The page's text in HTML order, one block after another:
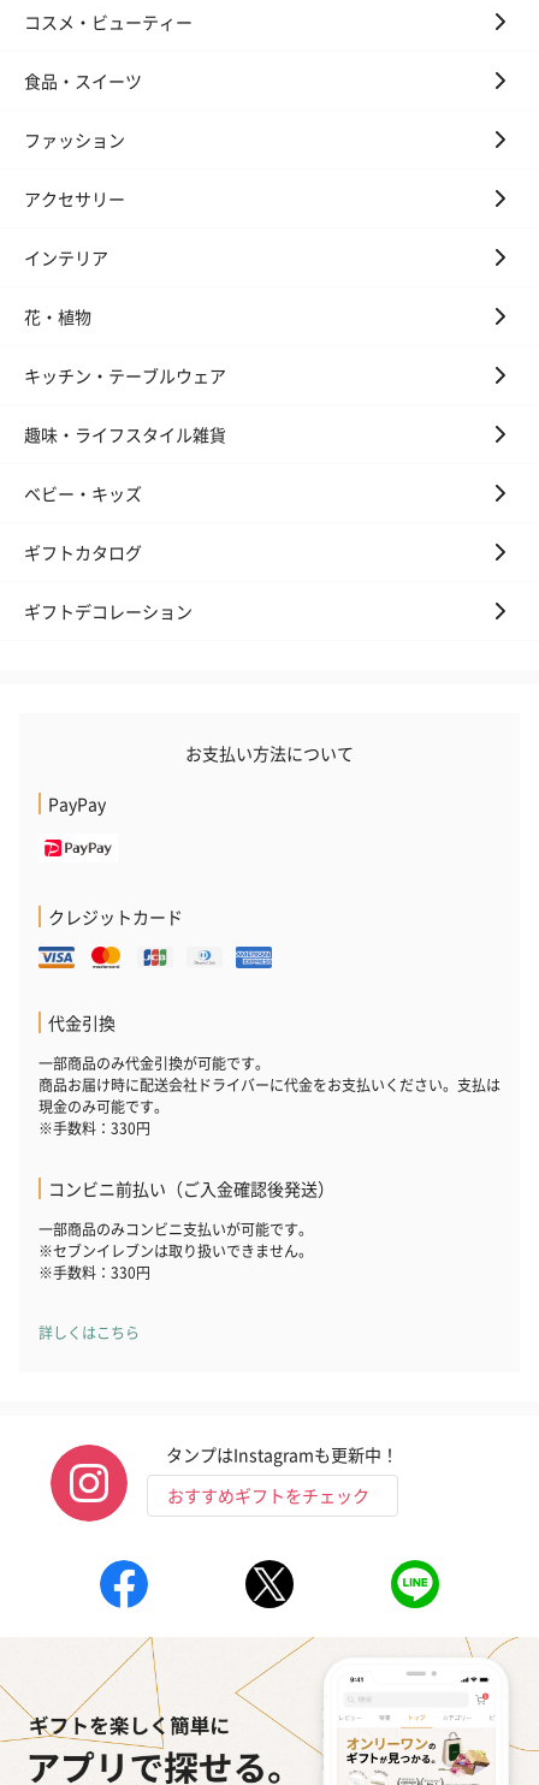
コスメ・ビューティー
食品・スイーツ
ファッション
アクセサリー
インテリア
花・植物
キッチン・テーブルウェア
趣味・ライフスタイル雑貨
ベビー・キッズ
ギフトカタログ
ギフトデコレーション
お支払い方法について
PayPay
クレジットカード
代金引換
一部商品のみ代金引換が可能です。
商品お届け時に配送会社ドライバーに代金をお支払いください。支払は
現金のみ可能です。
※手数料：330円
コンビニ前払い（ご入金確認後発送）
一部商品のみコンビニ支払いが可能です。
※セブンイレブンは取り扱いできません。
※手数料：330円
詳しくはこちら
タンプはInstagramも更新中！
おすすめギフトをチェック